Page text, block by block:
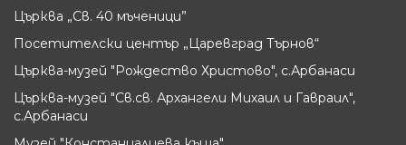
Църква „Св. 40 мъченици”
Посетителски център „Царевград Търнов“
Църква-музей "Рождество Христово", с.Арбанаси
Църква-музей "Св.св. Архангели Михаил и Гавраил",
с.Арбанаси